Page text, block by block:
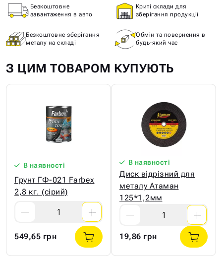
Безкоштовне
завантаження в авто
Криті склади для
зберігання продукції
Безкоштовне зберігання
металу на складі
Обмін та повернення в
будь-який час
З ЦИМ ТОВАРОМ КУПУЮТЬ
В наявності
Грунт ГФ-021 Farbex
2,8 кг. (сірий)
549,65 грн
В наявності
Диск відрізний для
металу Атаман
125*1,2мм
19,86 грн